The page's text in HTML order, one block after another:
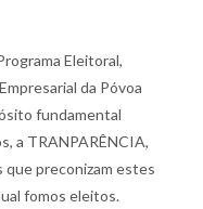
Eleitoral,
da Póvoa
fundamental
a TRANPARÊNCIA,
que preconizam estes
fomos eleitos.